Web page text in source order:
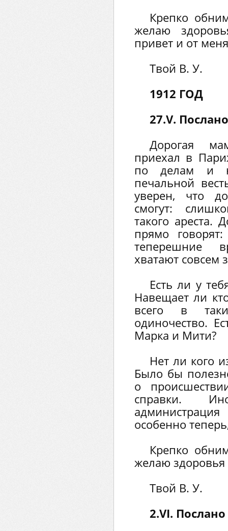
Крепко
желаю
привет и от
Твой В. У.
1912 ГОД
27.V.
Дорогая
приехал в
по делам и
печальной
уверен, что
смогут:
такого ареста.
прямо
теперешние
хватают совсем
Есть ли у
Навещает ли
всего в
одиночество.
Марка и Мити?
Нет ли кого
Было бы
о
справки.
администрация
особенно
Крепко
желаю здоровья
Твой В. У.
2.VI.